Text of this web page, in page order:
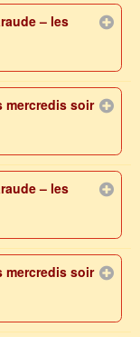
– les
mercredis soir
– les
mercredis soir